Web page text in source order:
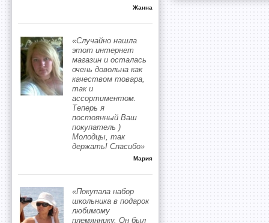
Жанна
«Случайно нашла
этот интернет
магазин и осталась
очень довольна как
качеством товара,
так и
ассортиментом.
Теперь я
постоянный Ваш
покупатель )
Молодцы, так
держать! Спасибо»
Мария
«Покупала набор
школьника в подарок
любимому
племяннику. Он был